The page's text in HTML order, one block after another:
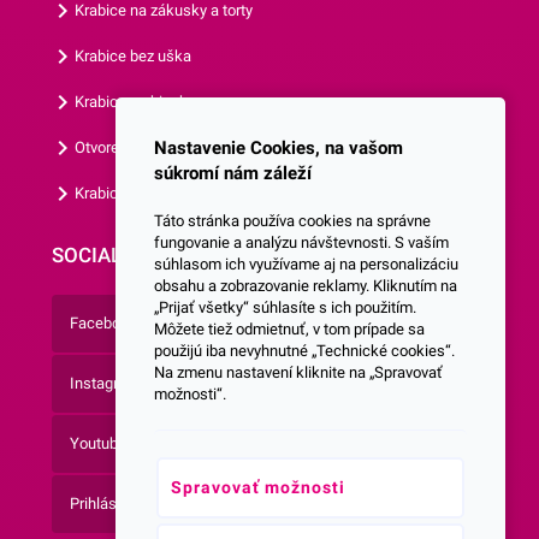
Krabice na zákusky a torty
Krabice bez uška
Krabice s okienkom
Otvorená krabica
Krabice s vlastným logom
SOCIALNE SIETE
Facebook
Instagram
Youtube
Prihlásenie do Newsletteru
Nastavenie Cookies, na vašom
súkromí nám záleží
Táto stránka používa cookies na správne
fungovanie a analýzu návštevnosti. S vaším
súhlasom ich využívame aj na personalizáciu
obsahu a zobrazovanie reklamy. Kliknutím na
„Prijať všetky“ súhlasíte s ich použitím.
Môžete tiež odmietnuť, v tom prípade sa
použijú iba nevyhnutné „Technické cookies“.
Na zmenu nastavení kliknite na „Spravovať
možnosti“.
Spravovať možnosti